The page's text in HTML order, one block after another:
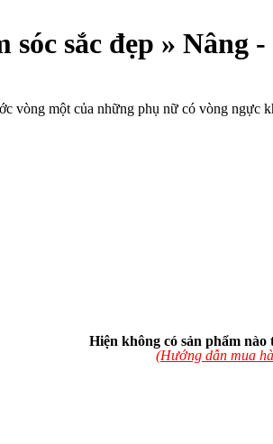
sóc sắc đẹp » Nâng
vòng một của những phụ nữ có vòng ngực
Hiện không có sản phẩm nào
(Hướng dẫn mua